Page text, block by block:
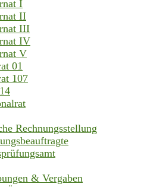
I
II
III
IV
V
01
107
Rechnungsstellung
& Vergaben